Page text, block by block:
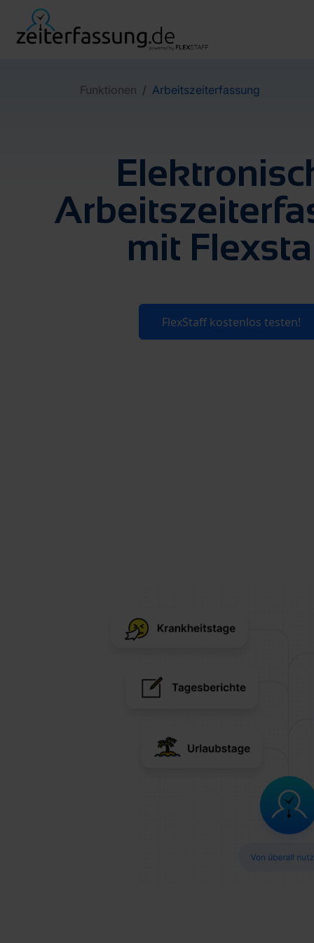
Funktionen Arbeitszeiterfassung
mit
FlexStaff kostenlos testen!